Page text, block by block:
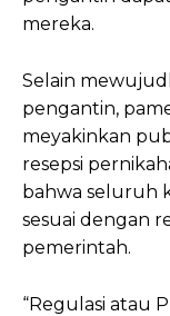
mereka.
Selain
pengantin,
meyakinkan
resepsi
bahwa seluruh
sesuai dengan
pemerintah.
“Regulasi atau